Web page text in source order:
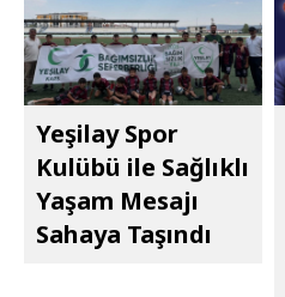
Yeşilay Spor
Kulübü ile Sağlıklı
Yaşam Mesajı
Sahaya Taşındı